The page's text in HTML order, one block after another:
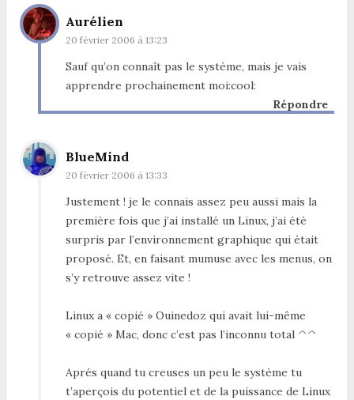
Aurélien
20 février 2006 à 13:23
Sauf qu’on connaît pas le système, mais je vais
apprendre prochainement moi:cool:
Répondre
BlueMind
20 février 2006 à 13:33
Justement ! je le connais assez peu aussi mais la
première fois que j’ai installé un Linux, j’ai été
surpris par l’environnement graphique qui était
proposé. Et, en faisant mumuse avec les menus, on
s’y retrouve assez vite !
Linux a « copié » Ouinedoz qui avait lui-même
« copié » Mac, donc c’est pas l’inconnu total ^^
Aprés quand tu creuses un peu le système tu
t’aperçois du potentiel et de la puissance de Linux